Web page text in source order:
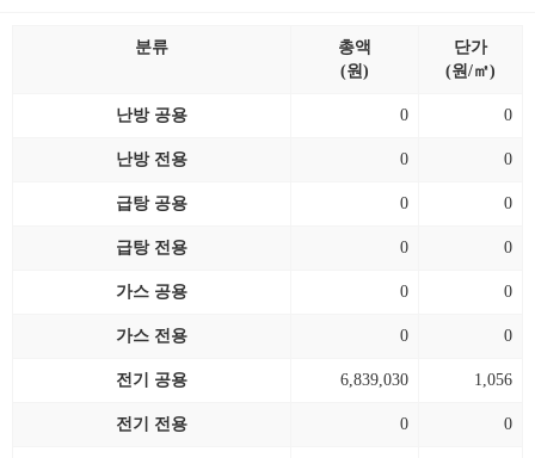
분류
총액
(원)
단가
(원/㎡)
난방 공용 0 0
난방 전용 0 0
급탕 공용 0 0
급탕 전용 0 0
가스 공용 0 0
가스 전용 0 0
전기 공용 6,839,030 1,056
전기 전용 0 0